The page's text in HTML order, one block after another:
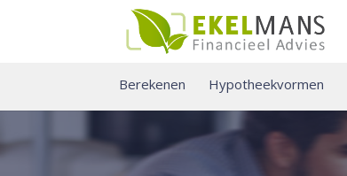
Berekenen Hypotheekvormen